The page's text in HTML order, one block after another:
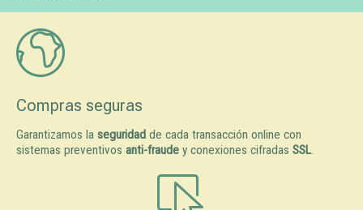
Compras seguras
Garantizamos la seguridad de cada transacción online con
sistemas preventivos anti-fraude y conexiones cifradas SSL.